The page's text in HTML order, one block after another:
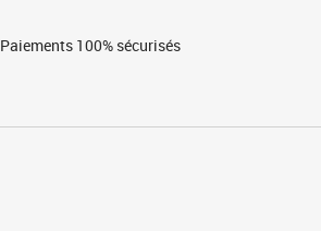
Paiements 100% sécurisés